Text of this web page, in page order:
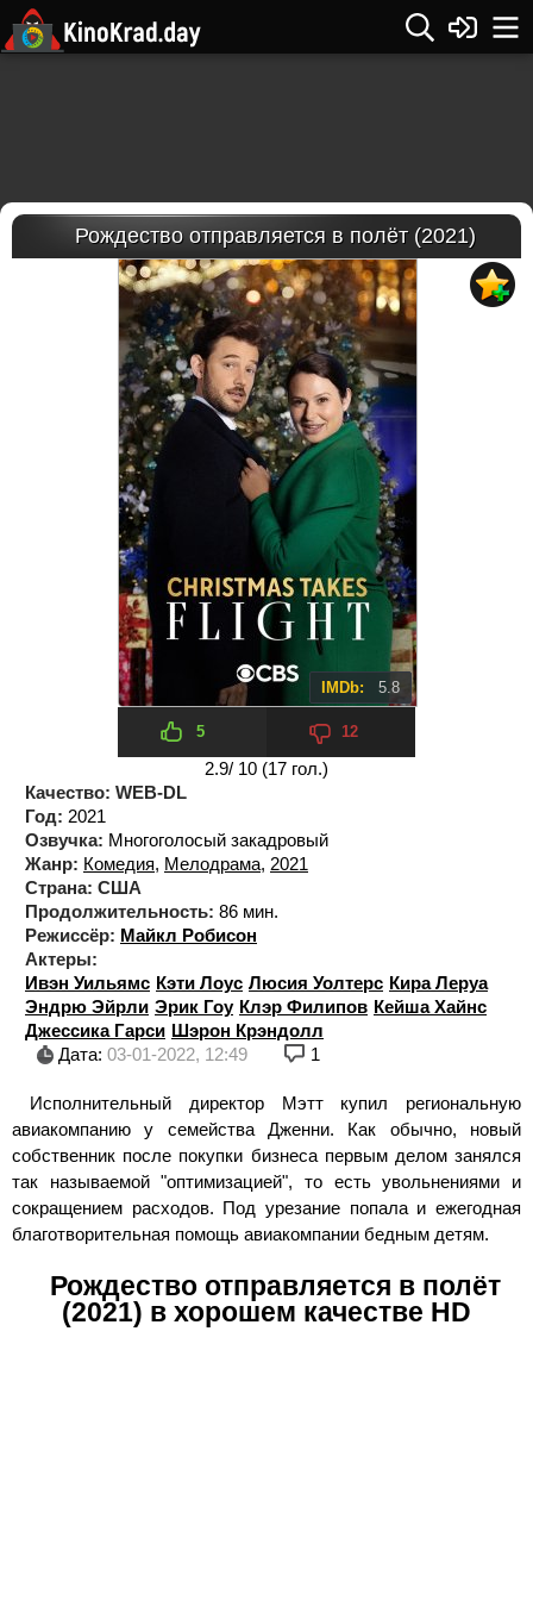
Рождество отправляется в полёт (2021)
IMDb: 5.8
5 12
2.9/ 10 (17 гол.)
Качество: WEB-DL
Год: 2021
Озвучка: Многоголосый закадровый
Жанр: Комедия, Мелодрама, 2021
Страна: США
Продолжительность: 86 мин.
Режиссёр: Майкл Робисон
Актеры:
Ивэн Уильямс Кэти Лоус Люсия Уолтерс Кира Леруа
Эндрю Эйрли Эрик Гоу Клэр Филипов Кейша Хайнс
Джессика Гарси Шэрон Крэндолл
Дата: 03-01-2022, 12:49 1
Исполнительный директор Мэтт купил региональную
авиакомпанию у семейства Дженни. Как обычно, новый
собственник после покупки бизнеса первым делом занялся
так называемой "оптимизацией", то есть увольнениями и
сокращением расходов. Под урезание попала и ежегодная
благотворительная помощь авиакомпании бедным детям.
Рождество отправляется в полёт
(2021) в хорошем качестве HD